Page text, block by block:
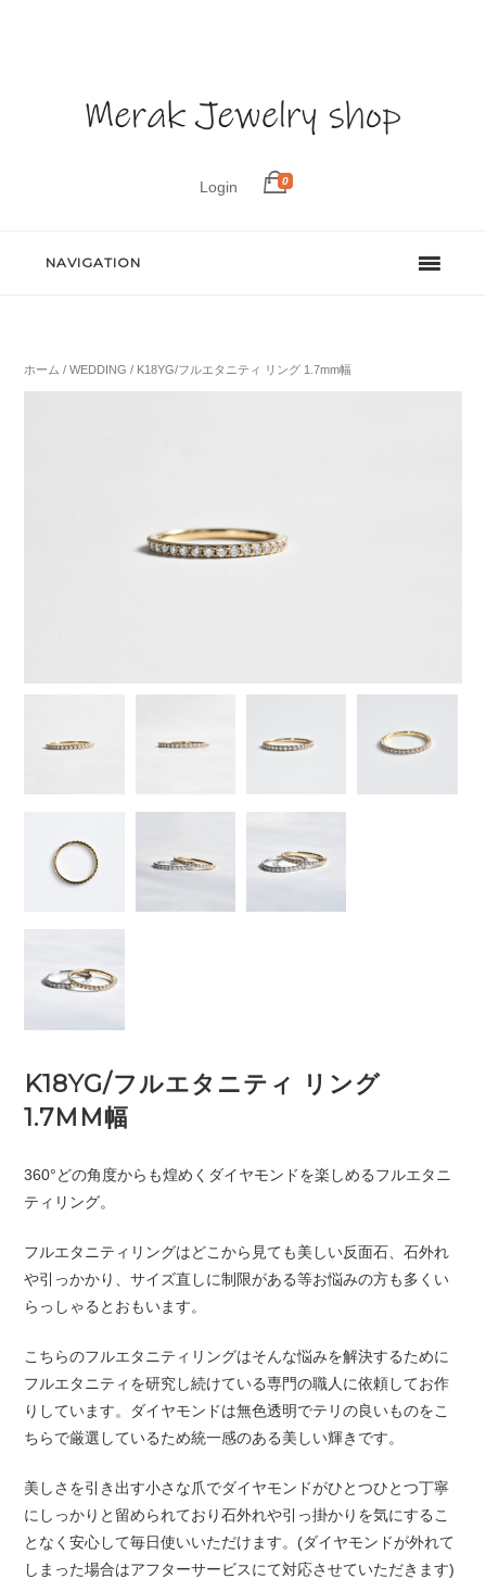
Login 0
NAVIGATION
ホーム /WEDDING / K18YG/フルエタニティ リング 1.7mm幅
K18YG/フルエタニティ リング
1.7MM幅
360°どの角度からも煌めくダイヤモンドを楽しめるフルエタニ
ティリング。
フルエタニティリングはどこから見ても美しい反面石、石外れ
や引っかかり、サイズ直しに制限がある等お悩みの方も多くい
らっしゃるとおもいます。
こちらのフルエタニティリングはそんな悩みを解決するために
フルエタニティを研究し続けている専門の職人に依頼してお作
りしています。ダイヤモンドは無色透明でテリの良いものをこ
ちらで厳選しているため統一感のある美しい輝きです。
美しさを引き出す小さな爪でダイヤモンドがひとつひとつ丁寧
にしっかりと留められており石外れや引っ掛かりを気にするこ
となく安心して毎日使いいただけます。(ダイヤモンドが外れて
しまった場合はアフターサービスにて対応させていただきます)